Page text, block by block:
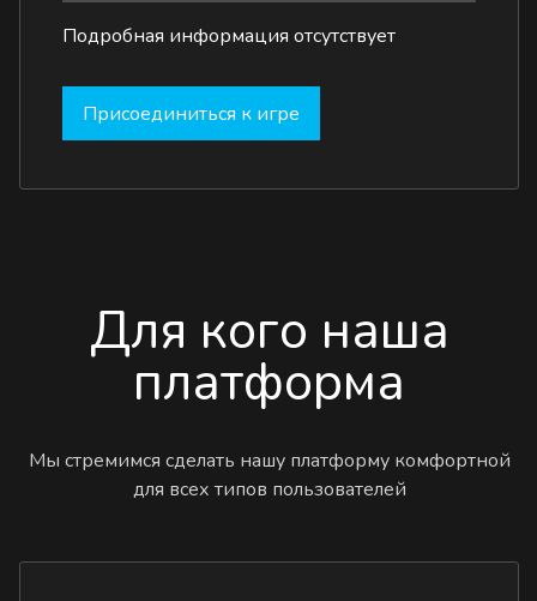
Подробная информация отсутствует
Присоединиться к игре
Для кого наша
платформа
Мы стремимся сделать нашу платформу комфортной
для всех типов пользователей